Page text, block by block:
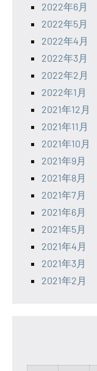
2022年6月
2022年5月
2022年4月
2022年3月
2022年2月
2022年1月
2021年12月
2021年11月
2021年10月
2021年9月
2021年8月
2021年7月
2021年6月
2021年5月
2021年4月
2021年3月
2021年2月